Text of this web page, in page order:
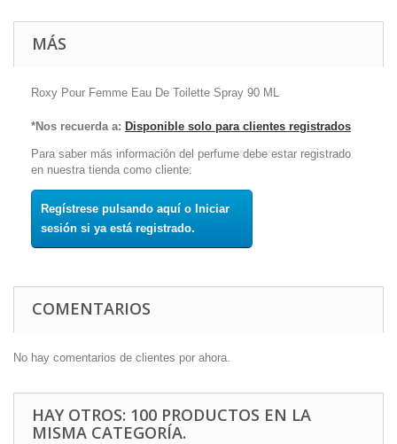
MÁS
Roxy Pour Femme Eau De Toilette Spray 90 ML
*Nos recuerda a: Disponible solo para clientes registrados
Para saber más información del perfume debe estar registrado
en nuestra tienda como cliente:
Regístrese pulsando aquí o Iniciar
sesión si ya está registrado.
COMENTARIOS
No hay comentarios de clientes por ahora.
HAY OTROS: 100 PRODUCTOS EN LA
MISMA CATEGORÍA.